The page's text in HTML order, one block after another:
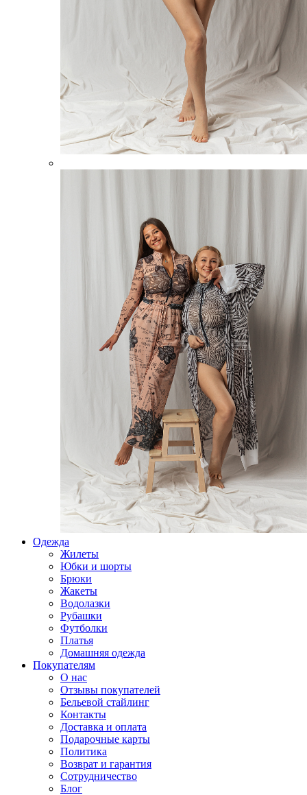
Одежда
Жилеты
Юбки и шорты
Брюки
Жакеты
Водолазки
Рубашки
Футболки
Платья
Домашняя одежда
Покупателям
О нас
Отзывы покупателей
Бельевой стайлинг
Контакты
Доставка и оплата
Подарочные карты
Политика
Возврат и гарантия
Сотрудничество
Блог